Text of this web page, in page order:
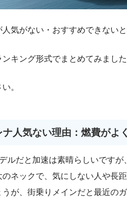
気がない・おすすめできない
キング形式でまとめてみました
。
ナ人気ない理由：燃費がよ
ルだと加速は素晴らしいです
ネックで、気にしない人や長
が、街乗りメインだと最近の